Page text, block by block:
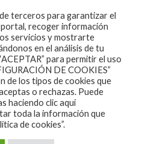
-CODETIPITHEME
terceros para garantizar el
recoger información
servicios y mostrarte
en el análisis de tu
para permitir el uso
DE COOKIES”
de los tipos de cookies que
o rechazas. Puede
haciendo clic aquí
toda la información que
de cookies”.